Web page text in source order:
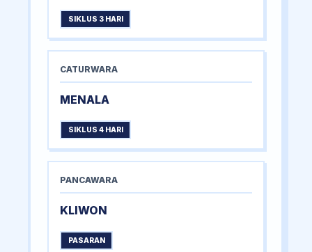
SIKLUS 3 HARI
CATURWARA
MENALA
SIKLUS 4 HARI
PANCAWARA
KLIWON
PASARAN